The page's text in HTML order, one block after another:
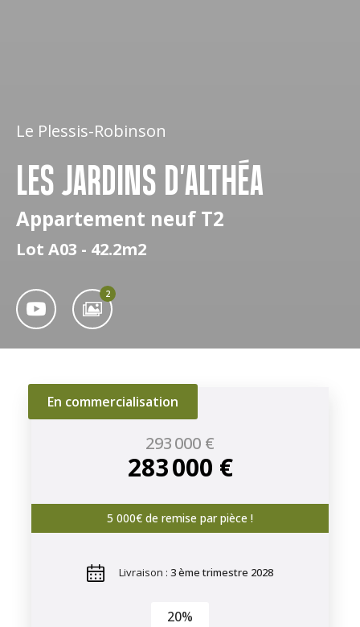
Le Plessis-Robinson
LES JARDINS D'ALTHÉA
Appartement neuf T2
Lot A03 - 42.2m2
2
En commercialisation
293 000 €
283 000 €
5 000€ de remise par pièce !
Livraison : 3 ème trimestre 2028
20%